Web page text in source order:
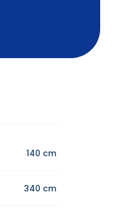
140 cm
340 cm